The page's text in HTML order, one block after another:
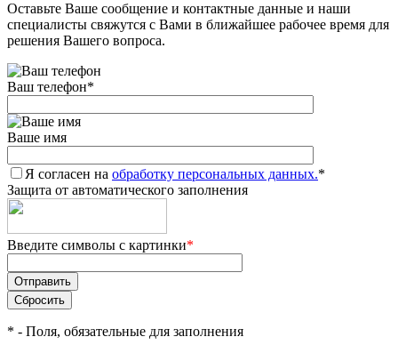
Оставьте Ваше сообщение и контактные данные и наши
специалисты свяжутся с Вами в ближайшее рабочее время для
решения Вашего вопроса.
Ваш телефон*
Ваше имя
Я согласен на обработку персональных данных.*
Защита от автоматического заполнения
Введите символы с картинки*
* - Поля, обязательные для заполнения